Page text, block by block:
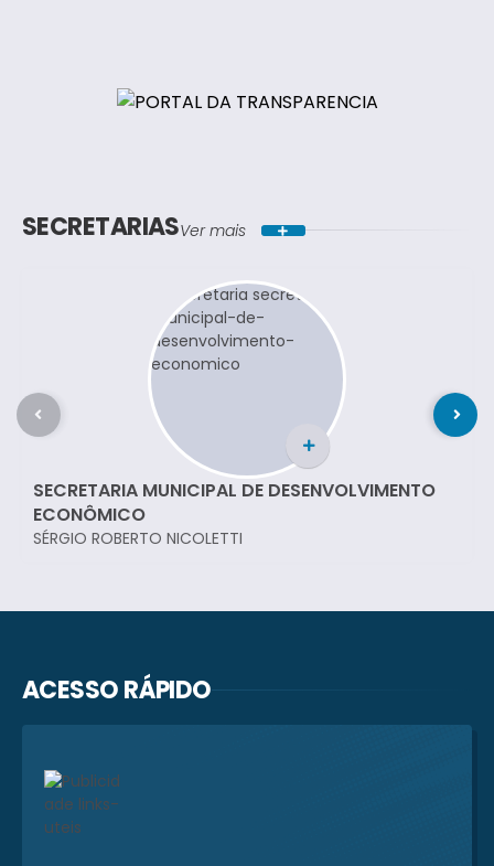
SECRETARIASVer mais
SECRETARIA MUNICIPAL DE DESENVOLVIMENTO
ECONÔMICO
SÉRGIO ROBERTO NICOLETTI
ACESSO RÁPIDO